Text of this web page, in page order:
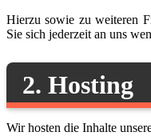
Hierzu sowie zu weiteren
Sie sich jederzeit an uns
2. Hosting
Wir hosten die Inhalte